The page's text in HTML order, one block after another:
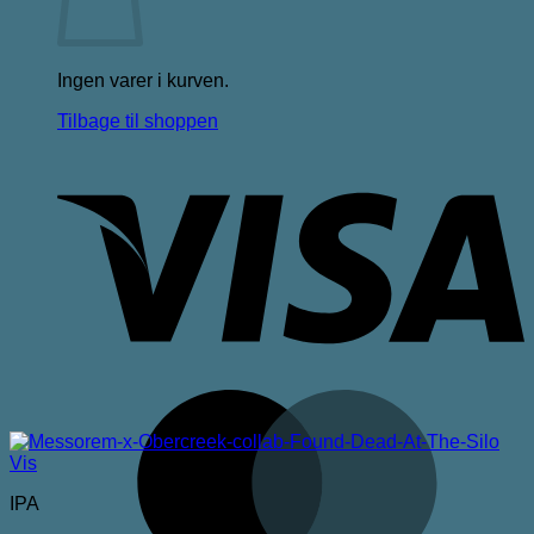
Ingen varer i kurven.
Tilbage til shoppen
Vis
IPA